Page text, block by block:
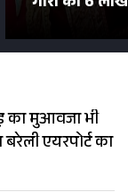
का मुआवजा भी
एयरपोर्ट का